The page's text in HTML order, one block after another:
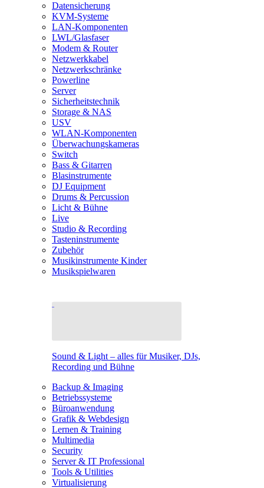
Datensicherung
KVM-Systeme
LAN-Komponenten
LWL/Glasfaser
Modem & Router
Netzwerkkabel
Netzwerkschränke
Powerline
Server
Sicherheitstechnik
Storage & NAS
USV
WLAN-Komponenten
Überwachungskameras
Switch
Bass & Gitarren
Blasinstrumente
DJ Equipment
Drums & Percussion
Licht & Bühne
Live
Studio & Recording
Tasteninstrumente
Zubehör
Musikinstrumente Kinder
Musikspielwaren
Sound & Light – alles für Musiker, DJs,
Recording und Bühne
Backup & Imaging
Betriebssysteme
Büroanwendung
Grafik & Webdesign
Lernen & Training
Multimedia
Security
Server & IT Professional
Tools & Utilities
Virtualisierung